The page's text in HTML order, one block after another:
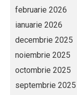
februarie 2026
ianuarie 2026
decembrie 2025
noiembrie 2025
octombrie 2025
septembrie 2025